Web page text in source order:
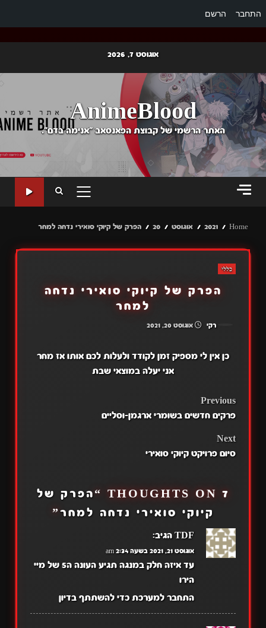
התחבר הרשם
content
אוגוסט 7, 2026
AnimeBlood
האתר הרשמי של קבוצת הפאנסאב "אנימה בדם".
PRIMARY
Home
2021 אוגוסט 20 הפרק של קיוקי סואירי נדחה למחר
כללי
הפרק של קיוקי סואירי נדחה
למחר
רקי אוגוסט 20, 2021
כן אין לי מספיק זמן לקודד ולעלות לכם אותו אז מחר
אני יעלה במוצאי שבת
POST
Previous
פרקים חדשים בשומרי ארגמן-וסליים
Next
סיום פרויקט קיוקי סואירי
7 THOUGHTS ON “
הפרק של
קיוקי סואירי נדחה למחר ”
TDF הגיב:
אוגוסט 21, 2021 בשעה 2:34 am
עד איזה חלק במנגה תגיע העונה ה5 של מיי
הירו
התחבר למערכת כדי להשתתף בדיון